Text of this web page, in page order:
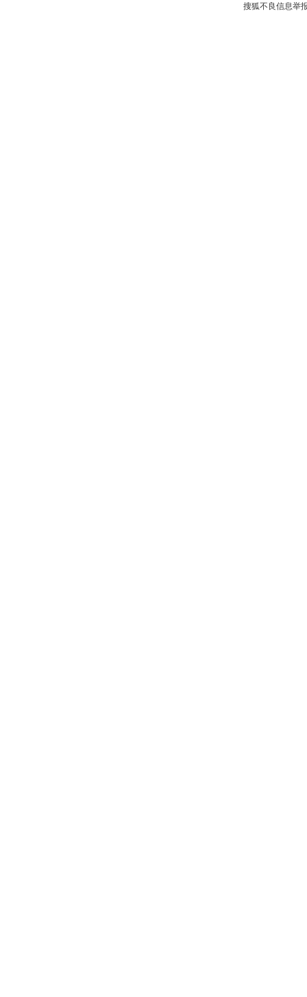
片叶子是
搜狐不良信息举